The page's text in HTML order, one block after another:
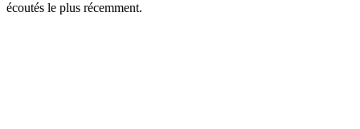
écoutés le plus récemment.